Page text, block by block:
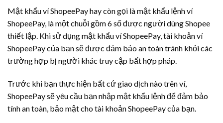
Mật khẩu ví ShopeePay hay còn gọi là mật khẩu lệnh ví
ShopeePay, là một chuỗi gồm 6 số được người dùng Shopee
thiết lập. Khi sử dụng mật khẩu ví ShopeePay, tài khoản ví
ShopeePay của bạn sẽ được đảm bảo an toàn tránh khỏi các
trường hợp bị người khác truy cập bất hợp pháp.
Trước khi bạn thực hiện bất cứ giao dịch nào trên ví,
ShopeePay sẽ yêu cầu bạn nhập mật khẩu lệnh để đảm bảo
tính an toàn, bảo mật cho tài khoản ShopeePay của bạn.